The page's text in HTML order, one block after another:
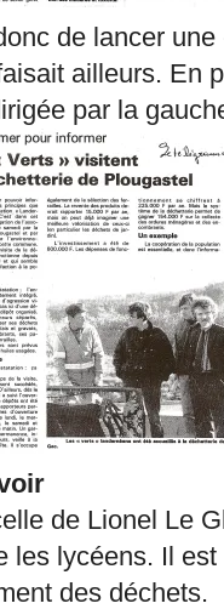
de lancer
ailleurs. En
par la
de Lionel Le
les lycéens. Il
des déchets.